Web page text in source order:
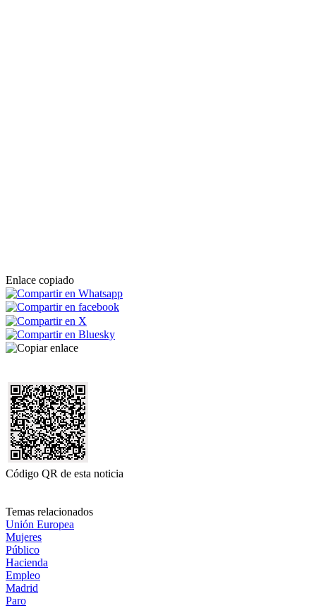
Enlace copiado
Código QR de esta noticia
Temas relacionados
Unión Europea
Mujeres
Público
Hacienda
Empleo
Madrid
Paro